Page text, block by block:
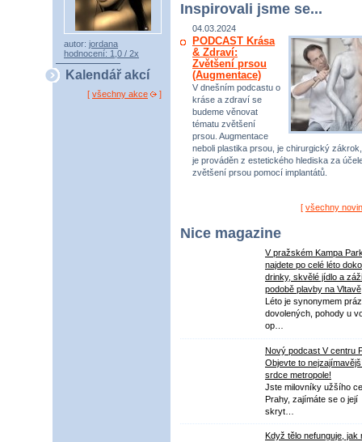
autor: jordana
hodnocení: 1,0 / 2x
Kalendář akcí
[ všechny akce ]
Inspirovali jsme se...
04.03.2024
PODCAST Krása
& Zdraví:
Zvětšení prsou
(Augmentace)
V dnešním podcastu o
kráse a zdraví se
budeme věnovat
tématu zvětšení
prsou. Augmentace
neboli plastika prsou, je chirurgický
je prováděn z estetického hlediska za
zvětšení prsou pomocí implantátů.
[ všechny
Nice magazine
V pražském Kampa
najdete po celé léto
drinky, skvělé jídlo a
podobě plavby na Vltavě
Léto je synonymem
dovolených, pohody u
op…
Nový podcast V centru
Objevte to
srdce metropole!
Jste milovníky užšího
Prahy, zajímáte se o její
skryt…
Když tělo nefunguje, jak